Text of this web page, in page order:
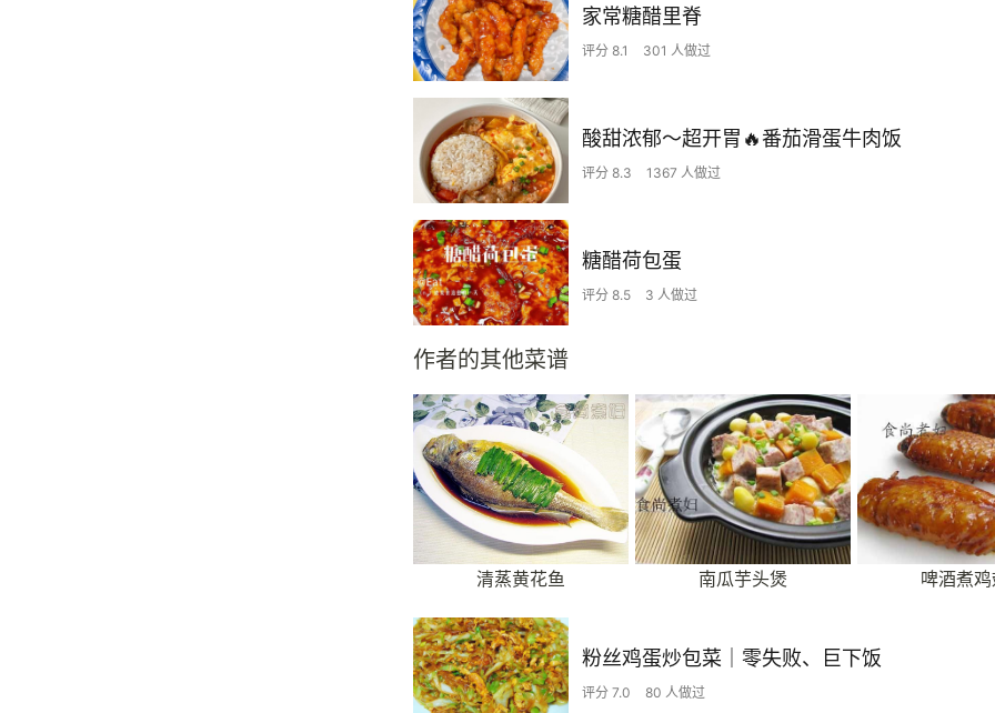
家常糖醋里脊
评分 8.1 301 人做过
酸甜浓郁～超开胃🔥番茄滑蛋牛肉饭
评分 8.3 1367 人做过
糖醋荷包蛋
评分 8.5 3 人做过
作者的其他菜谱
清蒸黄花鱼 南瓜芋头煲 啤酒煮
粉丝鸡蛋炒包菜｜零失败、巨下饭
评分 7.0 80 人做过